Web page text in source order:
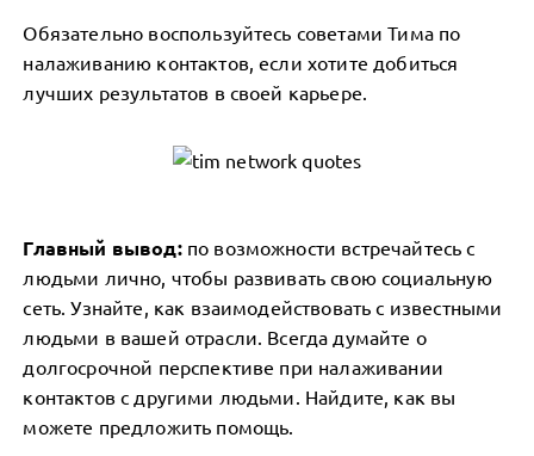
Обязательно воспользуйтесь советами Тима по
налаживанию контактов, если хотите добиться
лучших результатов в своей карьере.
Главный вывод: по возможности встречайтесь с
людьми лично, чтобы развивать свою социальную
сеть. Узнайте, как взаимодействовать с известными
людьми в вашей отрасли. Всегда думайте о
долгосрочной перспективе при налаживании
контактов с другими людьми. Найдите, как вы
можете предложить помощь.